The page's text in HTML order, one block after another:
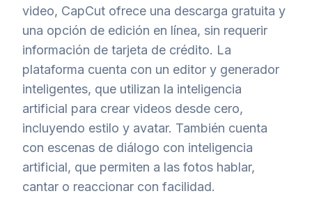
video, CapCut ofrece una descarga gratuita y
una opción de edición en línea, sin requerir
información de tarjeta de crédito. La
plataforma cuenta con un editor y generador
inteligentes, que utilizan la inteligencia
artificial para crear videos desde cero,
incluyendo estilo y avatar. También cuenta
con escenas de diálogo con inteligencia
artificial, que permiten a las fotos hablar,
cantar o reaccionar con facilidad.